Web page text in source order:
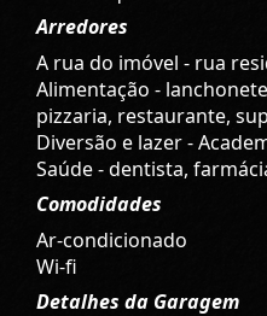
Arredores
A rua do imóvel - rua
Alimentação -
pizzaria, restaurante,
Diversão e lazer -
Saúde - dentista,
Comodidades
Ar-condicionado
Wi-fi
Detalhes da Garagem